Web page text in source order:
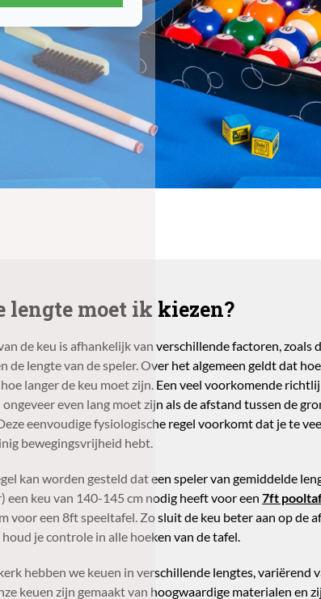
lengte moet ik kiezen?
de keu is afhankelijk van verschillende factoren, zoals
de lengte van de speler. Over het algemeen geldt dat
langer de keu moet zijn. Een veel voorkomende
ongeveer even lang moet zijn als de afstand tussen de
eenvoudige fysiologische regel voorkomt dat je te
bewegingsvrijheid hebt.
kan worden gesteld dat een speler van gemiddelde
een keu van 140-145 cm nodig heeft voor een 7ft
voor een 8ft speeltafel. Zo sluit de keu beter aan op de
houd je controle in alle hoeken van de tafel.
hebben we keuen in verschillende lengtes, variërend
keuen zijn gemaakt van hoogwaardige materialen en